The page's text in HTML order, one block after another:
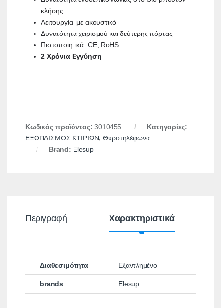
κλήσης
Λειτουργία: με ακουστικό
Δυνατότητα χειρισμού και δεύτερης πόρτας
Πιστοποιητικά: CE, RoHS
2 Χρόνια Εγγύηση
Κωδικός προϊόντος:3010455
Κατηγορίες:
ΕΞΟΠΛΙΣΜΟΣ ΚΤΙΡΙΩΝ,Θυροτηλέφωνα
Brand: Elesup
Περιγραφή Χαρακτηριστικά
Διαθεσιμότητα Εξαντλημένο
brands Elesup